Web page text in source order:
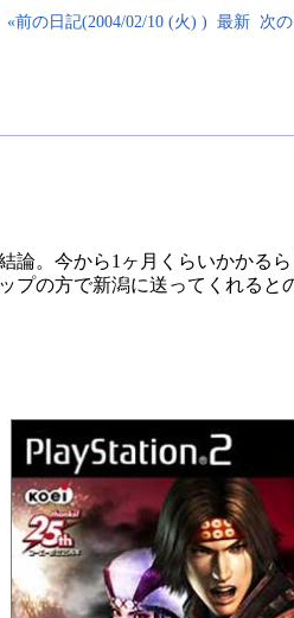
«前の日記(2004/02/10 (火) ) 最新 次
論。今から1ヶ月くらいかかる
の方で新潟に送ってくれると